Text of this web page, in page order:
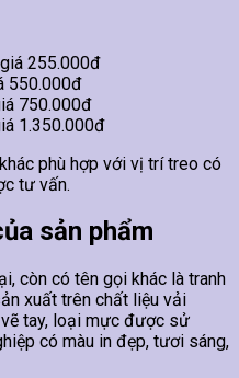
255.000đ
550.000đ
750.000đ
1.350.000đ
phù hợp với vị trí treo có
tư vấn.
sản phẩm
còn có tên gọi khác là tranh
xuất trên chất liệu vải
tay, loại mực được sử
có màu in đẹp, tươi sáng,